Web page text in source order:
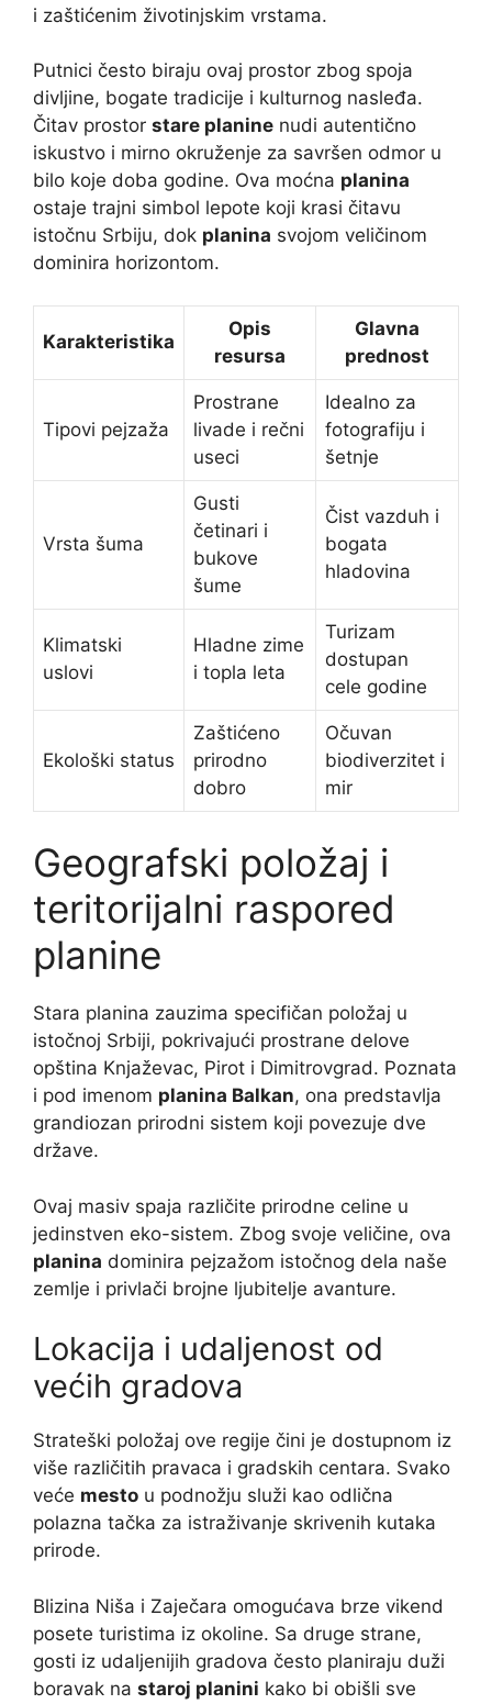
i zaštićenim životinjskim vrstama.
Putnici često biraju ovaj prostor zbog spoja
divljine, bogate tradicije i kulturnog nasleđa.
Čitav prostor stare planine nudi autentično
iskustvo i mirno okruženje za savršen odmor u
bilo koje doba godine. Ova moćna planina
ostaje trajni simbol lepote koji krasi čitavu
istočnu Srbiju, dok planina svojom veličinom
dominira horizontom.
Karakteristika
Opis
resursa
Glavna
prednost
Tipovi pejzaža
Prostrane
livade i rečni
useci
Idealno za
fotografiju i
šetnje
Vrsta šuma
Gusti
četinari i
bukove
šume
Čist vazduh i
bogata
hladovina
Klimatski
uslovi
Hladne zime
i topla leta
Turizam
dostupan
cele godine
Ekološki status
Zaštićeno
prirodno
dobro
Očuvan
biodiverzitet i
mir
Geografski položaj i
teritorijalni raspored
planine
Stara planina zauzima specifičan položaj u
istočnoj Srbiji, pokrivajući prostrane delove
opština Knjaževac, Pirot i Dimitrovgrad. Poznata
i pod imenom planina Balkan, ona predstavlja
grandiozan prirodni sistem koji povezuje dve
države.
Ovaj masiv spaja različite prirodne celine u
jedinstven eko-sistem. Zbog svoje veličine, ova
planina dominira pejzažom istočnog dela naše
zemlje i privlači brojne ljubitelje avanture.
Lokacija i udaljenost od
većih gradova
Strateški položaj ove regije čini je dostupnom iz
više različitih pravaca i gradskih centara. Svako
veće mesto u podnožju služi kao odlična
polazna tačka za istraživanje skrivenih kutaka
prirode.
Blizina Niša i Zaječara omogućava brze vikend
posete turistima iz okoline. Sa druge strane,
gosti iz udaljenijih gradova često planiraju duži
boravak na staroj planini kako bi obišli sve